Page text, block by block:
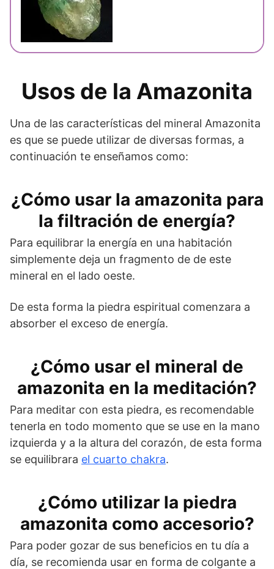
Usos de la Amazonita
Una de las características del mineral Amazonita
es que se puede utilizar de diversas formas, a
continuación te enseñamos como:
¿Cómo usar la amazonita para
la filtración de energía?
Para equilibrar la energía en una habitación
simplemente deja un fragmento de de este
mineral en el lado oeste.
De esta forma la piedra espiritual comenzara a
absorber el exceso de energía.
¿Cómo usar el mineral de
amazonita en la meditación?
Para meditar con esta piedra, es recomendable
tenerla en todo momento que se use en la mano
izquierda y a la altura del corazón, de esta forma
se equilibrara el cuarto chakra.
¿Cómo utilizar la piedra
amazonita como accesorio?
Para poder gozar de sus beneficios en tu día a
día, se recomienda usar en forma de colgante a